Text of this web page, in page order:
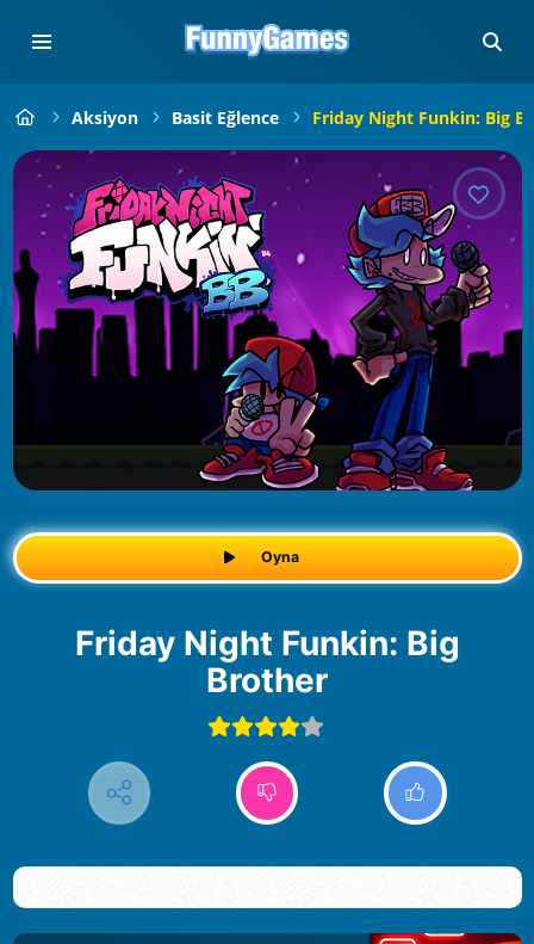
Aksiyon Basit Eğlence Friday Night Funkin: Big
Oyna
Friday Night Funkin: Big
Brother